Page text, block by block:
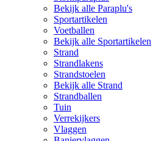
Bekijk alle Paraplu's
Sportartikelen
Voetballen
Bekijk alle Sportartikelen
Strand
Strandlakens
Strandstoelen
Bekijk alle Strand
Strandballen
Tuin
Verrekijkers
Vlaggen